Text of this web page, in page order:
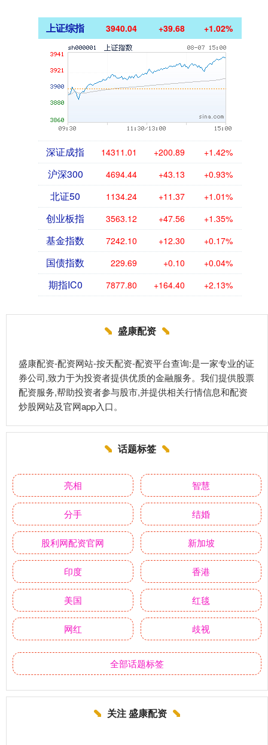
上证综指 3940.04 +39.68 +1.02%
深证成指 14311.01 +200.89 +1.42%
沪深300 4694.44 +43.13 +0.93%
北证50 1134.24 +11.37 +1.01%
创业板指 3563.12 +47.56 +1.35%
基金指数 7242.10 +12.30 +0.17%
国债指数 229.69 +0.10 +0.04%
期指IC0 7877.80 +164.40 +2.13%
盛康配资
盛康配资-配资网站-按天配资-配资平台查询:是一家专业的证
券公司,致力于为投资者提供优质的金融服务。我们提供股票
配资服务,帮助投资者参与股市,并提供相关行情信息和配资
炒股网站及官网app入口。
话题标签
亮相 智慧
分手 结婚
股利网配资官网 新加坡
印度 香港
美国 红毯
网红 歧视
全部话题标签
关注 盛康配资